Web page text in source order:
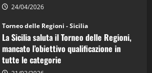
24/04/2026
Torneo delle Regioni - Sicilia
La Sicilia saluta il Torneo delle Regioni,
mancato l’obiettivo qualificazione in
tutte le categorie